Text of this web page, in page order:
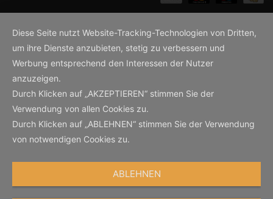
Diese Seite nutzt Website-Tracking-Technologien von Dritten,
um ihre Dienste anzubieten, stetig zu verbessern und
Werbung entsprechend den Interessen der Nutzer
anzuzeigen.
Durch Klicken auf „AKZEPTIEREN“ stimmen Sie der
Verwendung von allen Cookies zu.
Durch Klicken auf „ABLEHNEN“ stimmen Sie der Verwendung
von notwendigen Cookies zu.
ABLEHNEN